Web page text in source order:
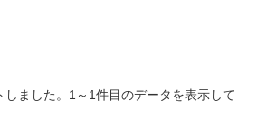
しました。1～1件目のデータを表示して